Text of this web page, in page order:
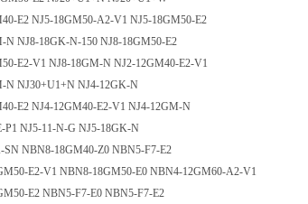
E2 NJ5-18GM50-A2-V1 NJ5-18GM50-E2
N NJ8-18GK-N-150 NJ8-18GM50-E2
E2-V1 NJ8-18GM-N NJ2-12GM40-E2-V1
N NJ30+U1+N NJ4-12GK-N
E2 NJ4-12GM40-E2-V1 NJ4-12GM-N
P1 NJ5-11-N-G NJ5-18GK-N
SN NBN8-18GM40-Z0 NBN5-F7-E2
E2-V1 NBN8-18GM50-E0 NBN4-12GM60-A2-V1
E2 NBN5-F7-E0 NBN5-F7-E2